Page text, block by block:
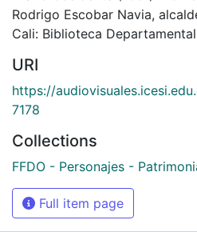
Rodrigo Escobar Navia,
Cali: Biblioteca
URI
https://
7178
Collections
FFDO - Personajes -
Full item page